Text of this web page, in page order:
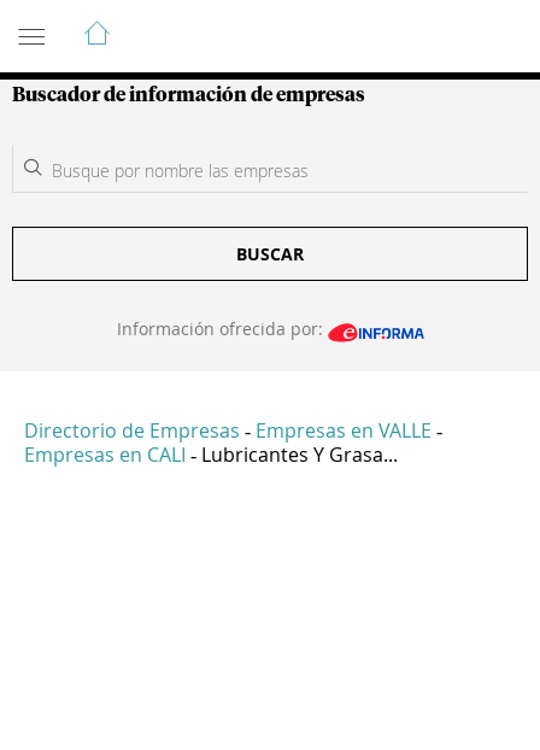
Guía de Empresas Colombianas
Buscador de información de empresas
BUSCAR
Información ofrecida por:
Directorio de Empresas - Empresas en VALLE -
Empresas en CALI - Lubricantes Y Grasa...